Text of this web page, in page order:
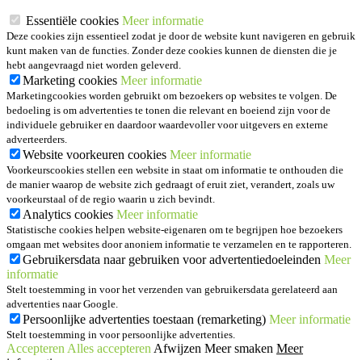
Essentiële cookies Meer informatie
Deze cookies zijn essentieel zodat je door de website kunt navigeren en gebruik
kunt maken van de functies. Zonder deze cookies kunnen de diensten die je
hebt aangevraagd niet worden geleverd.
Marketing cookies Meer informatie
Marketingcookies worden gebruikt om bezoekers op websites te volgen. De
bedoeling is om advertenties te tonen die relevant en boeiend zijn voor de
individuele gebruiker en daardoor waardevoller voor uitgevers en externe
adverteerders.
Website voorkeuren cookies Meer informatie
Voorkeurscookies stellen een website in staat om informatie te onthouden die
de manier waarop de website zich gedraagt of eruit ziet, verandert, zoals uw
voorkeurstaal of de regio waarin u zich bevindt.
Analytics cookies Meer informatie
Statistische cookies helpen website-eigenaren om te begrijpen hoe bezoekers
omgaan met websites door anoniem informatie te verzamelen en te rapporteren.
Gebruikersdata naar gebruiken voor advertentiedoeleinden Meer
informatie
Stelt toestemming in voor het verzenden van gebruikersdata gerelateerd aan
advertenties naar Google.
Persoonlijke advertenties toestaan (remarketing) Meer informatie
Stelt toestemming in voor persoonlijke advertenties.
Accepteren Alles accepteren Afwijzen Meer smaken Meer